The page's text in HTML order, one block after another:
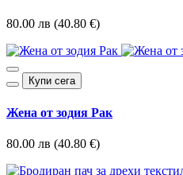
80.00 лв (40.80 €)
Купи сега
Жена от зодия Рак
80.00 лв (40.80 €)